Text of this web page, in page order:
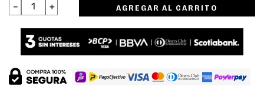
＋
－ AGREGAR AL CARRITO